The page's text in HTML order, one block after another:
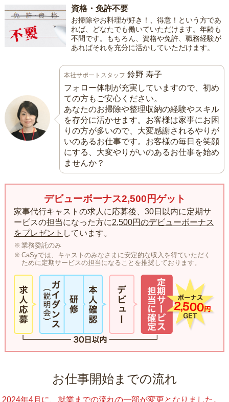
資格・免許不要
お掃除やお料理が好き！、得意！という方であ
れば、どなたでも働いていただけます。年齢も
不問です。もちろん、資格や免許、職務経験が
あればそれを充分に活かしていただけます。
本社サポートスタッフ 鈴野 寿子
フォロー体制が充実していますので、初め
ての方もご安心ください。
あなたのお掃除や整理収納の経験やスキル
を存分に活かせます。お客様は家事にお困
りの方が多いので、大変感謝されるやりが
いのあるお仕事です。お客様の毎日を笑顔
にする、大変やりがいのあるお仕事を始め
ませんか？
デビューボーナス2,500円ゲット
家事代行キャストの求人に応募後、30日以内に定期サ
ービスの担当になった方に2,500円のデビューボーナス
をプレゼント しています。
業務委託のみ
CaSyでは、キャストのみなさまに安定的な収入を得ていただく
ために定期サービスの担当になることを推奨しております。
お仕事開始までの流れ
2024年4月に、就業までの流れの一部が変更となりました。